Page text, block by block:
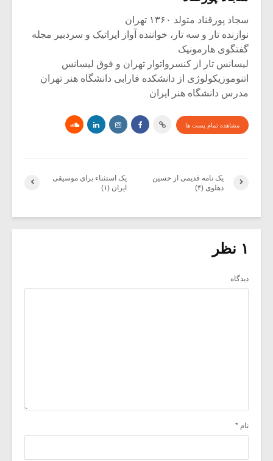
سجاد پورقناد متولد ۱۳۶۰ تهران
نوازنده تار و سه تار، خواننده آواز اپراتیک و سردبیر مجله
گفتگوی هارمونیک
لیسانس تار از کنسرواتوار تهران و فوق لیسانس
اتنوموزیکولوژی از دانشکده فارابی دانشگاه هنر تهران
مدرس دانشگاه هنر ایران
مشاهده تمام پست ها
یک استثناء برای موسیقی
ایران (۱)
یک نامه قدیمی از حسین
دهلوی (۴)
۱ نظر
دیدگاه
نام *